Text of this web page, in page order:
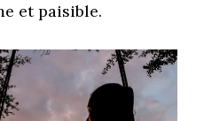
et paisible.